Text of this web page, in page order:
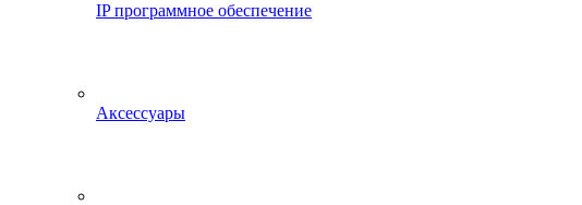
IP программное обеспечение
Аксессуары